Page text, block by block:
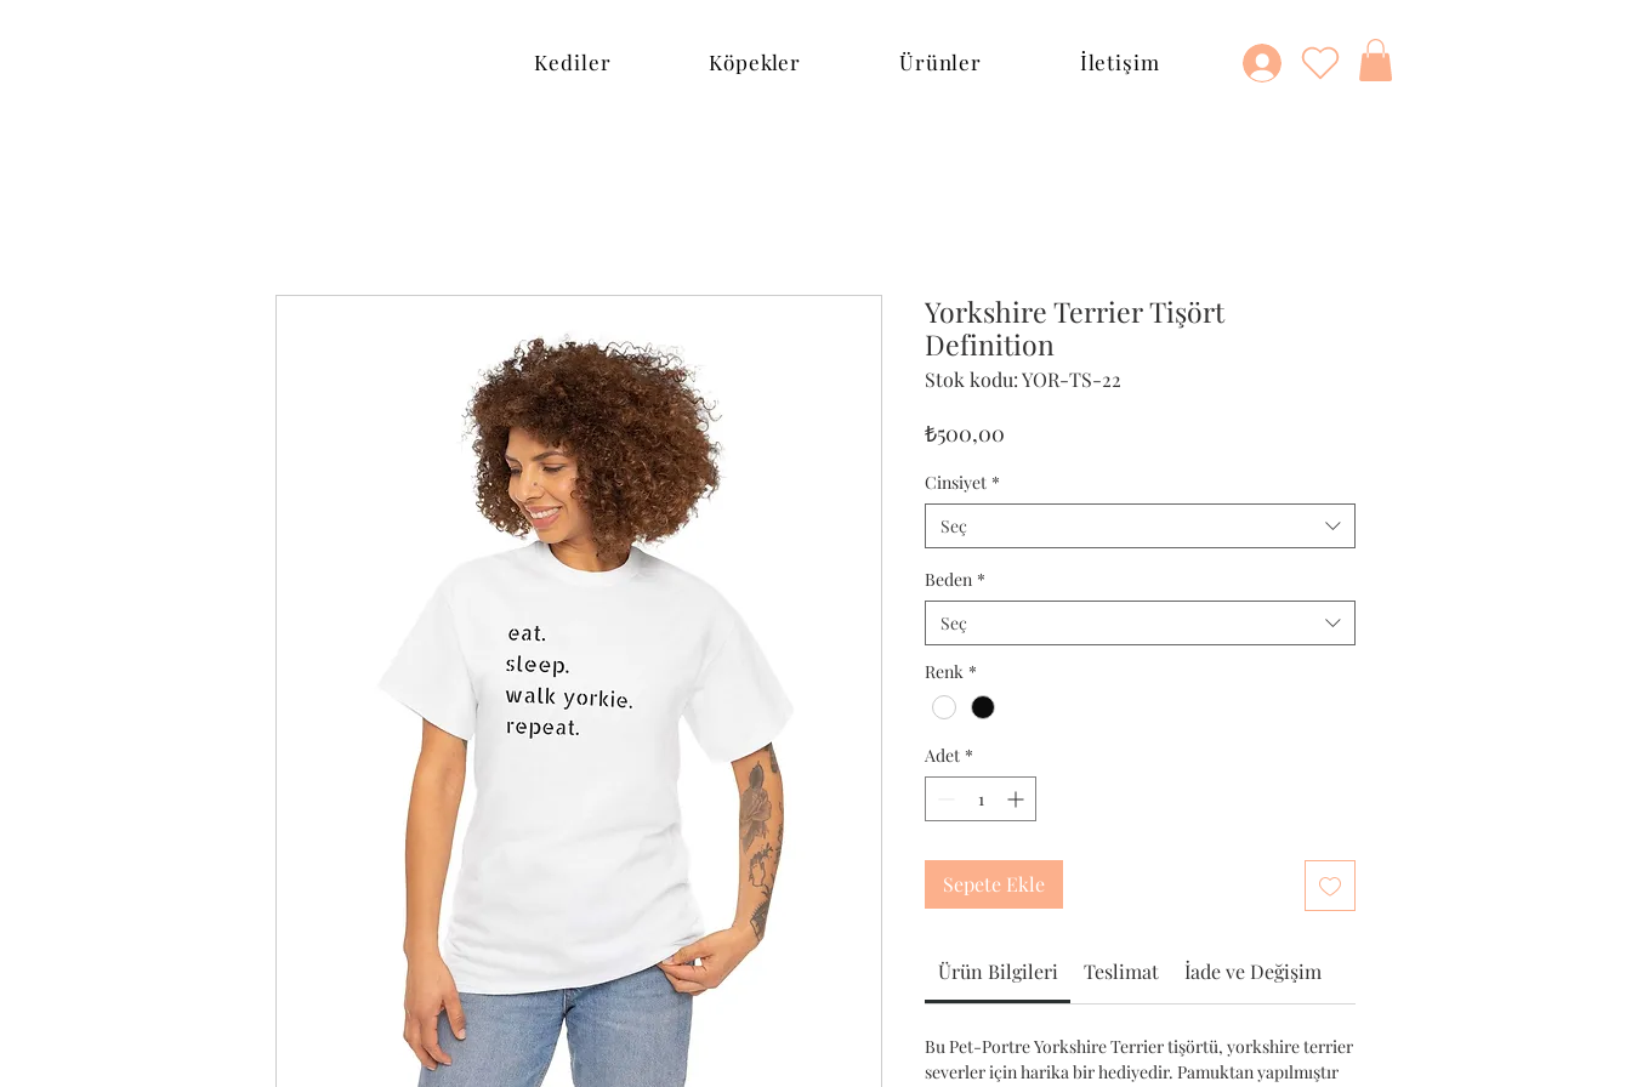
Kediler Köpekler Ürünler İletişim
Yorkshire Terrier Tişört
Definition
Stok kodu: YOR-TS-22
₺500,00
Cinsiyet *
Seç
Beden *
Seç
Renk *
Adet *
Sepete Ekle
Ürün Bilgileri Teslimat İade ve Değişim
Bu Pet-Portre Yorkshire Terrier tişörtü, yorkshire terrier
severler için harika bir hediyedir. Pamuktan yapılmıştır